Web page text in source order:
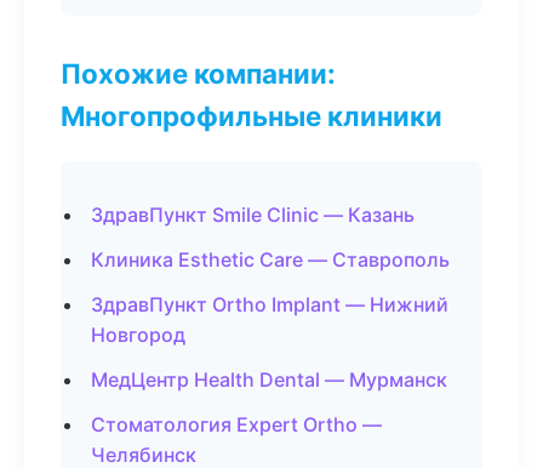
Похожие компании:
Многопрофильные клиники
ЗдравПункт Smile Clinic — Казань
Клиника Esthetic Care — Ставрополь
ЗдравПункт Ortho Implant — Нижний
Новгород
МедЦентр Health Dental — Мурманск
Стоматология Expert Ortho —
Челябинск